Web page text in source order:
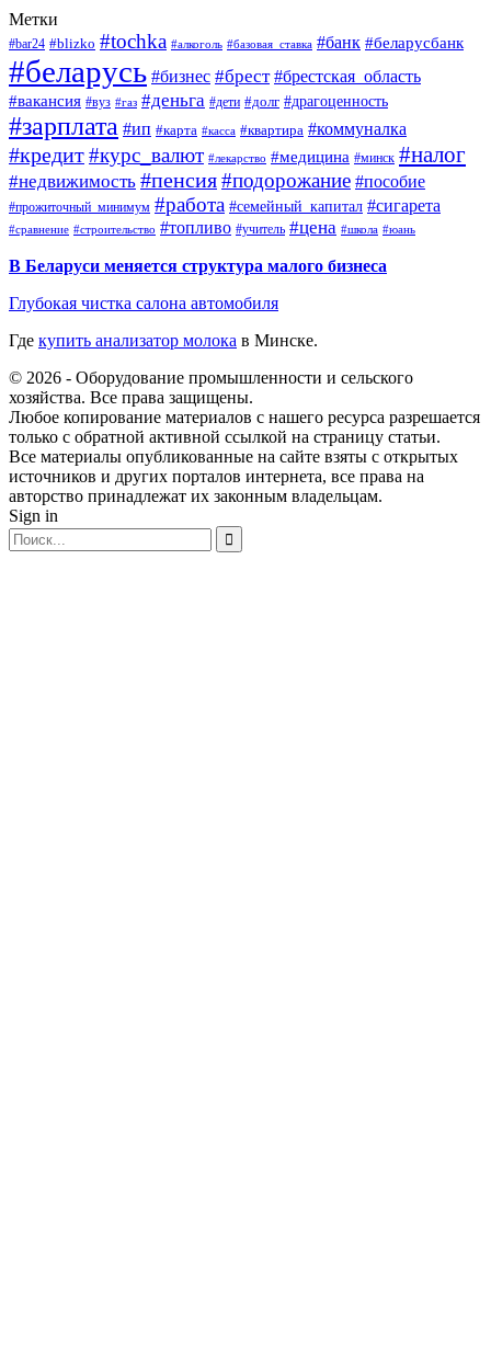
Метки
#bar24 #blizko #tochka #алкоголь #базовая_ставка #банк #беларусбанк
#беларусь #бизнес #брест #брестская_область
#вакансия #вуз #газ #деньга #дети #долг #драгоценность
#зарплата #ип #карта #касса #квартира #коммуналка
#кредит#курс_валют #лекарство #медицина #минск #налог
#недвижимость #пенсия#подорожание #пособие
#прожиточный_минимум #работа #семейный_капитал #сигарета
#сравнение #строительство #топливо #учитель #цена #школа #юань
В Беларуси меняется структура малого бизнеса
Глубокая чистка салона автомобиля
Где купить анализатор молока в Минске.
© 2026 - Оборудование промышленности и сельского
хозяйства. Все права защищены.
Любое копирование материалов с нашего ресурса разрешается
только с обратной активной ссылкой на страницу статьи.
Все материалы опубликованные на сайте взяты с открытых
источников и других порталов интернета, все права на
авторство принадлежат их законным владельцам.
Sign in